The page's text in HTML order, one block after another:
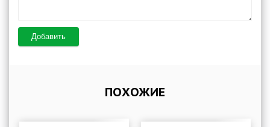
Добавить
ПОХОЖИЕ